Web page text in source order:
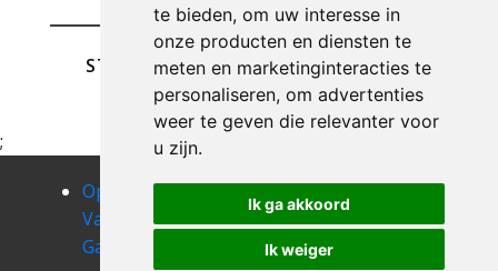
te bieden, om uw interesse in
onze producten en diensten te
meten en marketinginteracties te
personaliseren, om advertenties
weer te geven die relevanter voor
u zijn.
Ik ga akkoord
Ik weiger
STUREN
;
Opruimen
Van Uw
Garage
Opruimen
Van Uw
Opruimen
Van Uw
Garage